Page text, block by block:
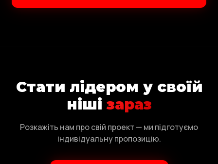
Стати лідером у своїй
ніші зараз
Розкажіть нам про свій проект — ми підготуємо
індивідуальну пропозицію.